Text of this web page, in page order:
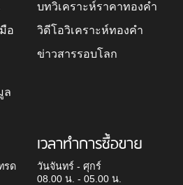
อ
ล
บทวิเคราะห์ราคาทองคำ
วิดีโอวิเคราะห์ทองคำ
ข่าวสารรอบโลก
รด
เวลาทำการซื้อขาย
วันจันทร์ - ศุกร์
08.00 น. - 05.00 น.